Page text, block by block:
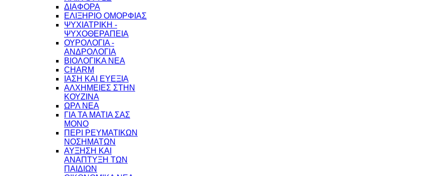
ΔΙΑΦΟΡΑ
ΕΛΙΞΗΡΙΟ ΟΜΟΡΦΙΑΣ
ΨΥΧΙΑΤΡΙΚΗ -
ΨΥΧΟΘΕΡΑΠΕΙΑ
ΟΥΡΟΛΟΓΙΑ -
ΑΝΔΡΟΛΟΓΙΑ
ΒΙΟΛΟΓΙΚΑ ΝΕΑ
CHARM
ΙΑΣΗ ΚΑΙ ΕΥΕΞΙΑ
ΑΛΧΗΜΕΙΕΣ ΣΤΗΝ
ΚΟΥΖΙΝΑ
ΩΡΛ ΝEA
ΓΙΑ ΤΑ ΜΑΤΙΑ ΣΑΣ
ΜΟΝΟ
ΠΕΡΙ ΡΕΥΜΑΤΙΚΩΝ
ΝΟΣΗΜΑΤΩΝ
ΑΥΞΗΣΗ ΚΑΙ
ΑΝΑΠΤΥΞΗ ΤΩΝ
ΠΑΙΔΙΩΝ